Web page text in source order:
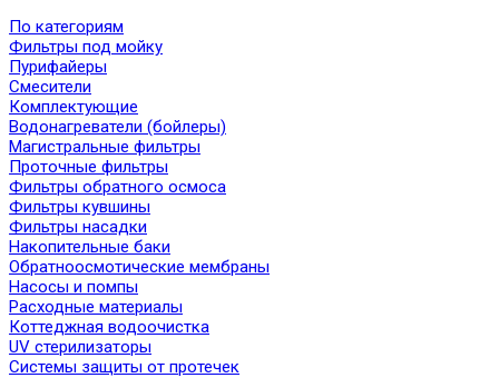
По категориям
Фильтры под мойку
Пурифайеры
Смесители
Комплектующие
Водонагреватели (бойлеры)
Магистральные фильтры
Проточные фильтры
Фильтры обратного осмоса
Фильтры кувшины
Фильтры насадки
Накопительные баки
Обратноосмотические мембраны
Насосы и помпы
Расходные материалы
Коттеджная водоочистка
UV стерилизаторы
Системы защиты от протечек